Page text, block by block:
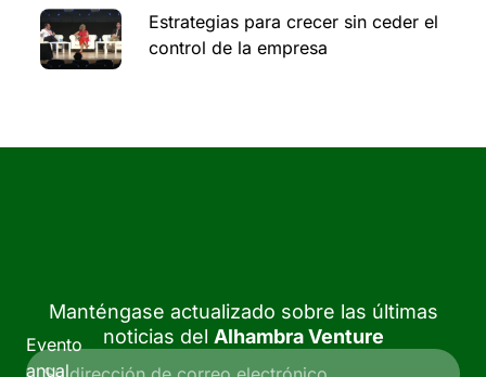
Estrategias para crecer sin ceder el
control de la empresa
Evento
anual
Manténgase actualizado sobre las últimas
noticias del Alhambra Venture